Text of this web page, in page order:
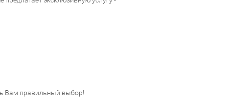
Вам правильный выбор!